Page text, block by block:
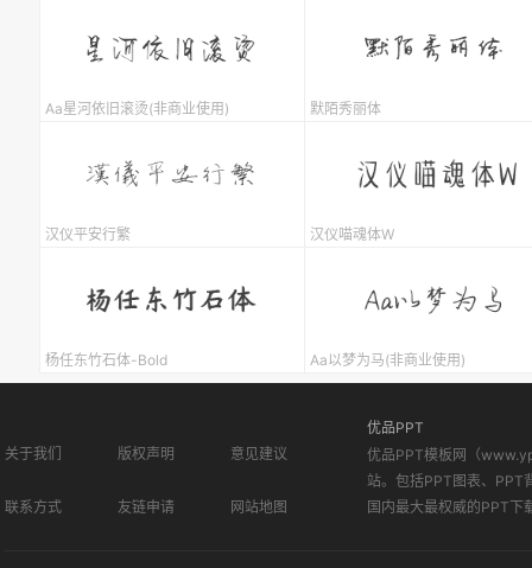
Aa星河依旧滚烫(非商业使用) 默陌秀丽体
汉仪平安行繁 汉仪喵魂体W
杨任东竹石体-Bold Aa以梦为马(非商业使用)
关于我们 版权声明 意见建议
联系方式 友链申请 网站地图
优品PPT
优品PPT模板网（
站。包括PPT图表、PPT
国内最大最权威的PPT下